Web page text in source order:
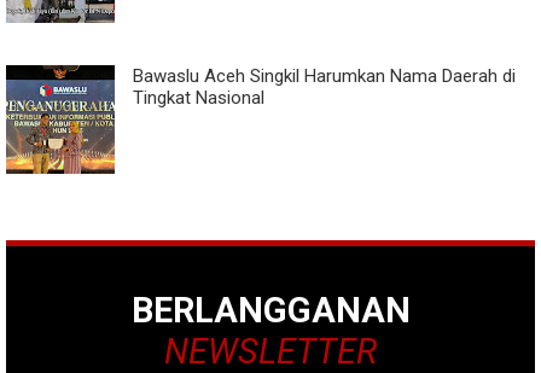
Bawaslu Aceh Singkil Harumkan Nama Daerah di
Tingkat Nasional
BERLANGGANAN
NEWSLETTER